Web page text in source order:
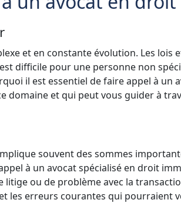
et en constante évolution. Les lois
difficile pour une personne non
il est essentiel de faire appel à un
domaine et qui peut vous guider à
souvent des sommes
à un avocat spécialisé en droit
ou de problème avec la
les erreurs courantes qui pourraient